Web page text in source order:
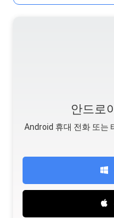
안드로
Android 휴대 전화 또는